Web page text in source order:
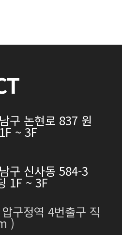
구 논현로 837 원
~ 3F
구 신사동 584-3
1F ~ 3F
구정역 4번출구 직
)